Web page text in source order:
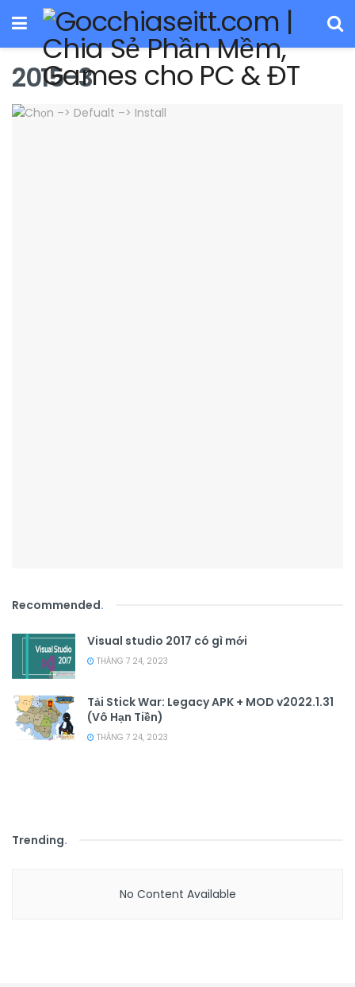
2015-3
Recommended.
Visual studio 2017 có gì mới
THÁNG 7 24, 2023
Tải Stick War: Legacy APK + MOD v2022.1.31
(Vô Hạn Tiền)
THÁNG 7 24, 2023
Trending.
No Content Available